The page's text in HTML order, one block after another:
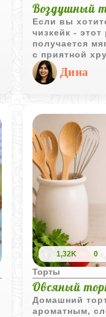
Воздушный
Если вы
чизкейк -
получается
с приятной
несложно,
результат
на столе и
Дина
1,32K 0
Торты
Овсяный
Домашний
ароматным,